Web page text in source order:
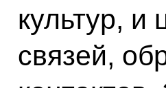
культур,
связей,